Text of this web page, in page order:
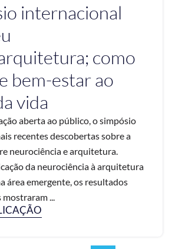
internacional
como
bem-estar ao
vida
aberta ao público, o simpósio
recentes descobertas sobre a
neurociência e arquitetura.
da neurociência à arquitetura
área emergente, os resultados
...